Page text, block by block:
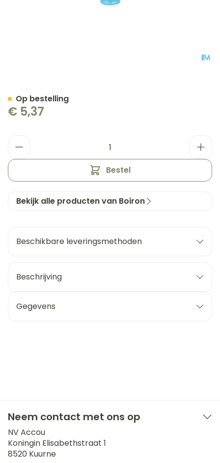
€ 5,37
Bestel
Op bestelling
Bekijk alle producten van Boiron
Beschikbare leveringsmethoden
Beschrijving
Gegevens
Neem contact met ons op
NV Accou
Koningin Elisabethstraat 1
8520 Kuurne